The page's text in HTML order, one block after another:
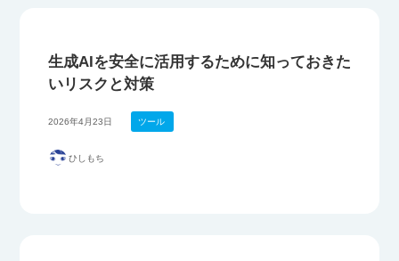
生成AIを安全に活用するために知っておきた
いリスクと対策
2026年4月23日 ツール
ひしもち